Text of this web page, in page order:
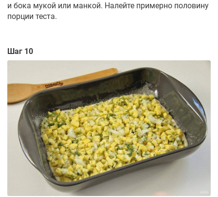
и бока мукой или манкой. Налейте примерно половину
порции теста.
Шаг 10